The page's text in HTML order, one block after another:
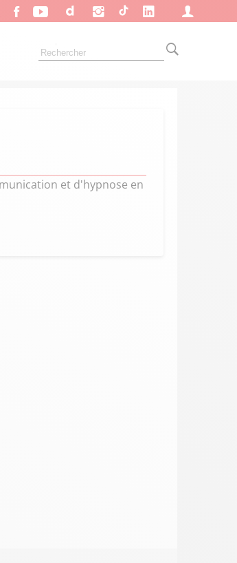
et d'hypnose en